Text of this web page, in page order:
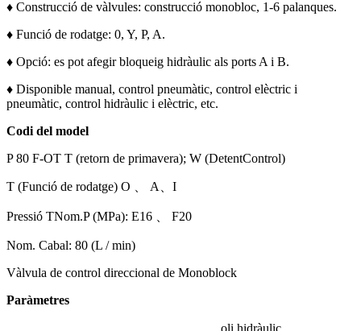
♦ Construcció de vàlvules: construcció monobloc, 1-6 palanques.
♦ Funció de rodatge: 0, Y, P, A.
♦ Opció: es pot afegir bloqueig hidràulic als ports A i B.
♦ Disponible manual, control pneumàtic, control elèctric i
pneumàtic, control hidràulic i elèctric, etc.
Codi del model
P 80 F-OT T (retorn de primavera); W (DetentControl)
T (Funció de rodatge) O 、 A I
Pressió TNom.P (MPa): E16 、 F20
Nom. Cabal: 80 (L / min)
Vàlvula de control direccional de Monoblock
Paràmetres